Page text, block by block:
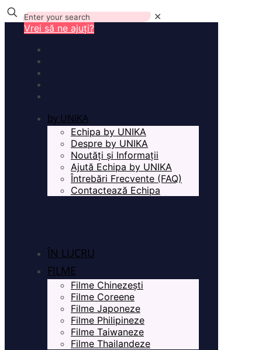
✕
Vrei să ne ajuți?
by UNIKA
Echipa by UNIKA
Despre by UNIKA
Noutăți și Informații
Ajută Echipa by UNIKA
Întrebări Frecvente (FAQ)
Contactează Echipa
ÎN LUCRU
FILME
Filme Chinezești
Filme Coreene
Filme Japoneze
Filme Philipineze
Filme Taiwaneze
Filme Thailandeze